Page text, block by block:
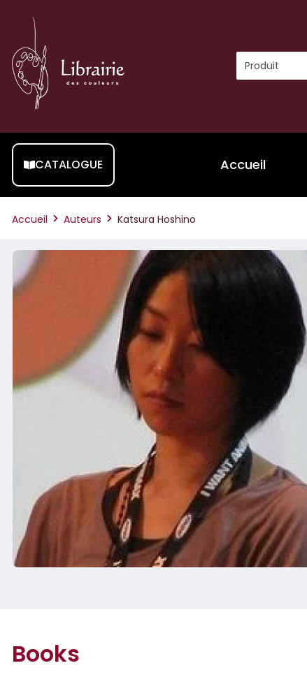
CATALOGUE Accueil
Accueil Auteurs Katsura Hoshino
Books